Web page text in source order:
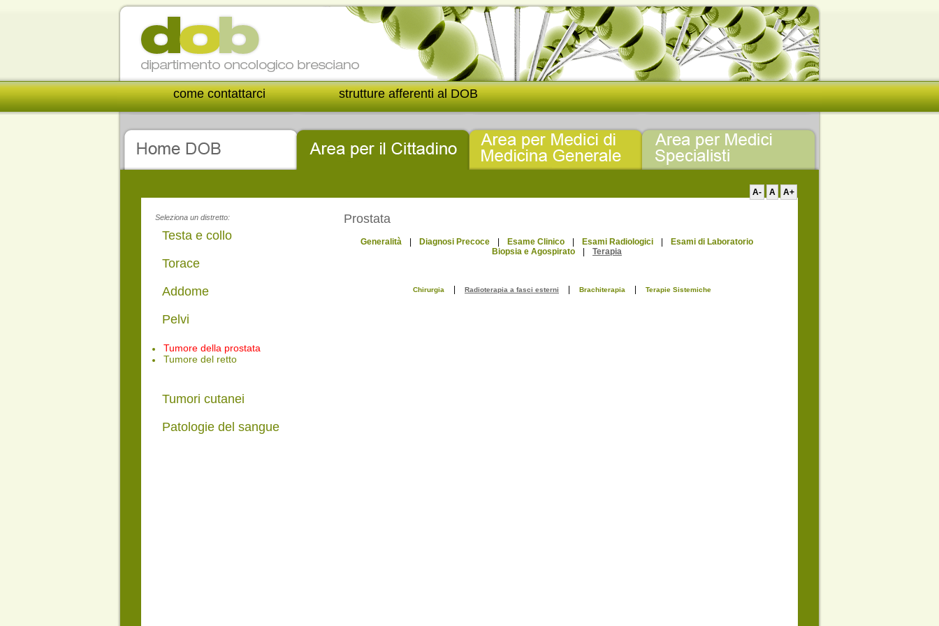
come contattarci strutture afferenti al DOB
A- A A+
Seleziona un distretto:
Testa e collo
Torace
Addome
Pelvi
Tumore della prostata
Tumore del retto
Tumori cutanei
Patologie del sangue
Prostata
Generalità Diagnosi Precoce Esame Clinico Esami Radiologici
Esami di Laboratorio
Biopsia e Agospirato
Terapia
Chirurgia Radioterapia a fasci esterni Brachiterapia Terapie Sistemiche